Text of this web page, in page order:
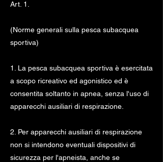
Art. 1.
(Norme generali sulla pesca subacquea
sportiva)
1. La pesca subacquea sportiva è esercitata
a scopo ricreativo ed agonistico ed è
consentita soltanto in apnea, senza l'uso di
apparecchi ausiliari di respirazione.
2. Per apparecchi ausiliari di respirazione
non si intendono eventuali dispositivi di
sicurezza per l'apneista, anche se